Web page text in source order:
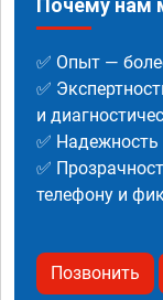
Почему
✅ Опыт —
✅
и
✅
✅
телефону и
Позвонить